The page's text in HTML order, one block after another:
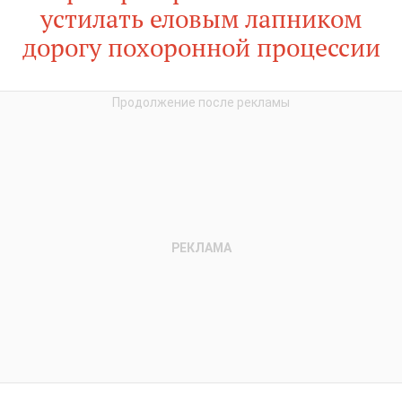
устилать еловым лапником
дорогу похоронной процессии